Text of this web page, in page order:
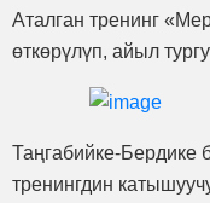
Аталган тренинг
өткөрүлүп, айыл
Таңгабийке-Бердике
тренингдин